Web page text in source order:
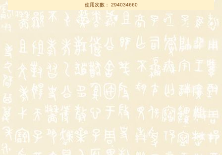
使用次數： 294034660